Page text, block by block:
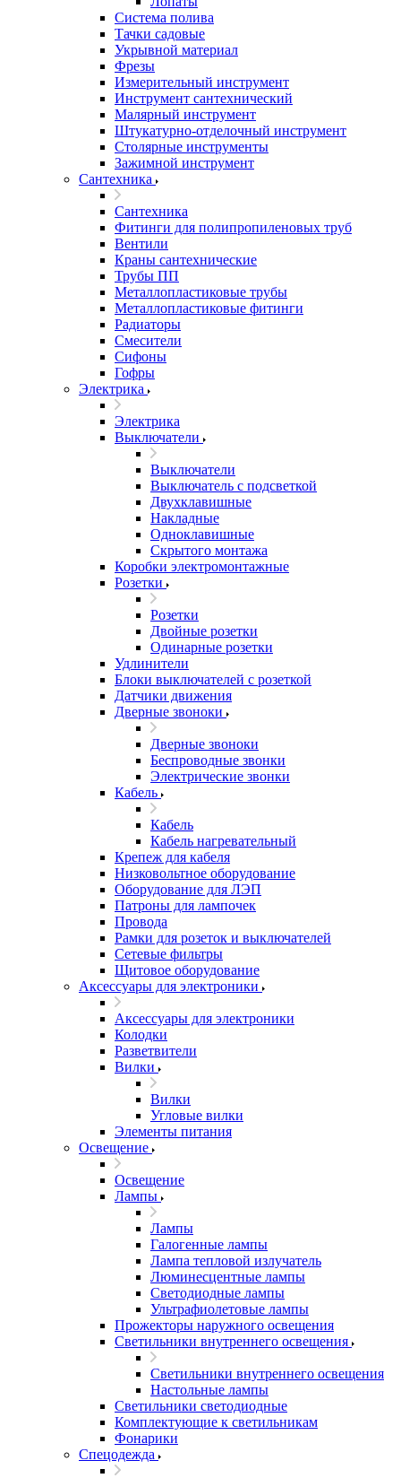
Система полива
Тачки садовые
Укрывной материал
Фрезы
Измерительный инструмент
Инструмент сантехнический
Малярный инструмент
Штукатурно-отделочный инструмент
Cтолярные инструменты
Зажимной инструмент
Сантехника
Сантехника
Фитинги для полипропиленовых труб
Вентили
Краны сантехнические
Трубы ПП
Металлопластиковые трубы
Металлопластиковые фитинги
Радиаторы
Смесители
Сифоны
Гофры
Электрика
Электрика
Выключатели
Выключатели
Выключатель с подсветкой
Двухклавишные
Накладные
Одноклавишные
Скрытого монтажа
Коробки электромонтажные
Розетки
Розетки
Двойные розетки
Одинарные розетки
Удлинители
Блоки выключателей с розеткой
Датчики движения
Дверные звоноки
Дверные звоноки
Беспроводные звонки
Электрические звонки
Кабель
Кабель
Кабель нагревательный
Крепеж для кабеля
Низковольтное оборудование
Оборудование для ЛЭП
Патроны для лампочек
Провода
Рамки для розеток и выключателей
Сетевые фильтры
Щитовое оборудование
Аксессуары для электроники
Аксессуары для электроники
Колодки
Разветвители
Вилки
Вилки
Угловые вилки
Элементы питания
Освещение
Освещение
Лампы
Лампы
Галогенные лампы
Лампа тепловой излучатель
Люминесцентные лампы
Светодиодные лампы
Ультрафиолетовые лампы
Прожекторы наружного освещения
Светильники внутреннего освещения
Светильники внутреннего освещения
Настольные лампы
Светильники светодиодные
Комплектующие к светильникам
Фонарики
Спецодежда